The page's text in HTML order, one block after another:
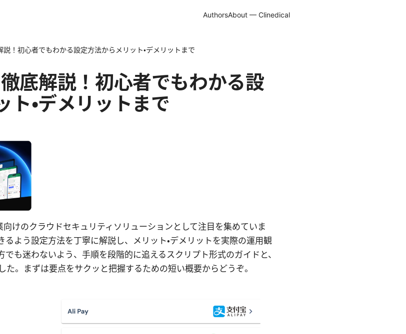
AuthorsAbout — Clinedical
！初心者でもわかる設定方法からメリット・デメリットまで
底解説！初心者でもわかる設
・デメリットまで
けのクラウドセキュリティソリューションとして注目を集めていま
よう設定方法を丁寧に解説し、メリット・デメリットを実際の運用観
も迷わないよう、手順を段階的に追えるスクリプト形式のガイドと、
た。まずは要点をサクッと把握するための短い概要からどうぞ。